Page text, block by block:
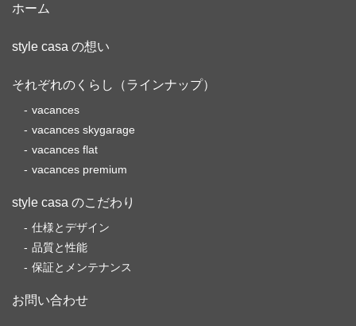
ホーム
style casa の想い
それぞれのくらし（ラインナップ）
vacances
vacances skygarage
vacances flat
vacances premium
style casa のこだわり
仕様とデザイン
品質と性能
保証とメンテナンス
お問い合わせ